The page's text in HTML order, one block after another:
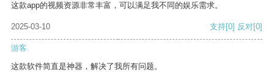
这款app的视频资源非常丰富，可以满足我不同的娱乐需求。
2025-03-10 支持[0] 反对[0]
游客
这款软件简直是神器，解决了我所有问题。